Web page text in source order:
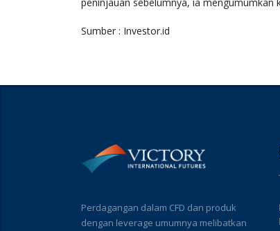
Sumber : Investor.id
Perdagangan dalam CFD dan produk
dengan leverage umumnya melibatkan